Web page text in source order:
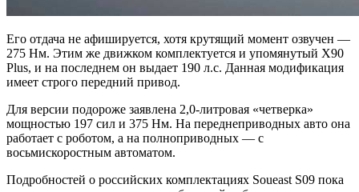
Его отдача не афишируется, хотя крутящий момент озвучен —
275 Нм. Этим же движком комплектуется и упомянутый X90
Plus, и на последнем он выдает 190 л.с. Данная модификация
имеет строго передний привод.
Для версии подороже заявлена 2,0-литровая «четверка»
мощностью 197 сил и 375 Нм. На переднеприводных авто она
работает с роботом, а на полноприводных — с
восьмискоростным автоматом.
Подробностей о российских комплектациях Soueast S09 пока